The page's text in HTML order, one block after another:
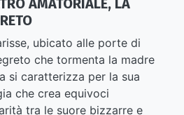
AMATORIALE, LA
ubicato alle porte di
che tormenta la madre
si caratterizza per la sua
che crea equivoci
tra le suore bizzarre e